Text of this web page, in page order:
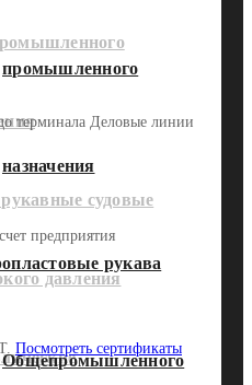
судовые
давления
промышленного
назначения
рукава
Общепромышленного
терминала Деловые линии
предприятия
Посмотреть сертификаты